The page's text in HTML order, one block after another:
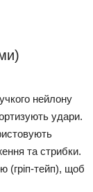
нейлону
удари.
та стрибки.
(гріп-тейп), щоб